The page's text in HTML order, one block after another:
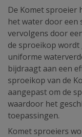
De Komet sproeier
het water door een
vervolgens door
de sproeikop
uniforme
bijdraagt aan een
sproeikop van de
aangepast om de
waardoor het
toepassingen.
Komet sproeiers